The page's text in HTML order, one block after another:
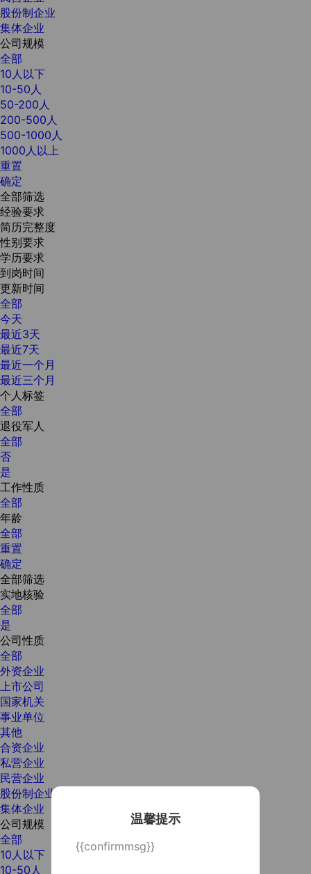
温馨提示
{{confirmmsg}}
股份制企业
集体企业
公司规模
全部
10人以下
10-50人
50-200人
200-500人
500-1000人
1000人以上
重置
确定
全部筛选
经验要求
简历完整度
性别要求
学历要求
到岗时间
更新时间
全部
今天
最近3天
最近7天
最近一个月
最近三个月
个人标签
全部
退役军人
全部
否
是
工作性质
全部
年龄
全部
重置
确定
全部筛选
实地核验
全部
是
公司性质
全部
外资企业
上市公司
国家机关
事业单位
其他
合资企业
私营企业
民营企业
股份制企业
集体企业
公司规模
全部
10人以下
10-50人